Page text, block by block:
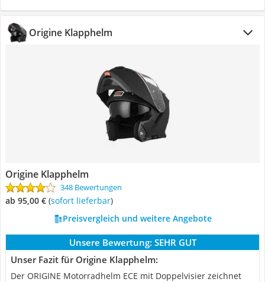
Origine Klapphelm
Origine Klapphelm
348 Bewertungen
ab 95,00 € ( Sofort lieferbar)
Preisvergleich und weitere Angebote
Unsere Bewertung: SEHR GUT
Unser Fazit für Origine Klapphelm:
Der ORIGINE Motorradhelm ECE mit Doppelvisier zeichnet